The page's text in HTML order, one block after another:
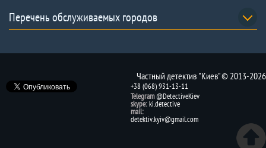
Перечень обслуживаемых городов
Частный детектив "Киев" © 2013-2026
+38 (068) 931-13-11
Telegram @DetectiveKiev
skype:ki.detective
mail:
detektiv.kyiv@gmail.com